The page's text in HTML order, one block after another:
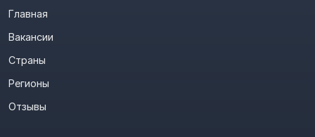
Главная
Вакансии
Страны
Регионы
Отзывы